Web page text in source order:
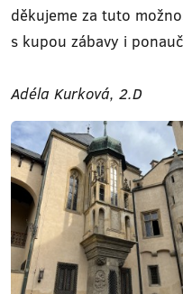
děkujeme za tuto
s kupou zábavy i
Adéla Kurková, 2.D